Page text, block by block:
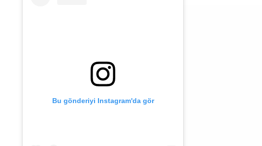
Bu gönderiyi Instagram'da gör